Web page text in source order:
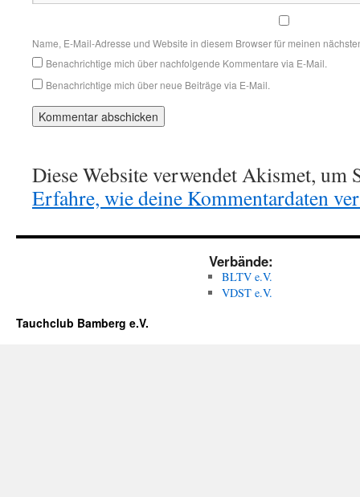
Name, E-Mail-Adresse und Website in diesem Browser für meinen
Benachrichtige mich über nachfolgende Kommentare via E-Mail.
Benachrichtige mich über neue Beiträge via E-Mail.
Diese Website verwendet Akismet, um
Erfahre, wie deine Kommentardaten
Verbände:
BLTV e.V.
VDST e.V.
Tauchclub Bamberg e.V.